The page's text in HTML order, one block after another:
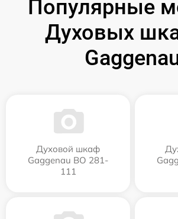
Популярные
Духовых
Духовой шкаф
Gaggenau BO 281-
111